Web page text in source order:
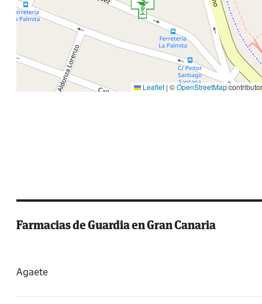
Leaflet | ©OpenStreetMap
Farmacias de Guardia en Gran Canaria
Agaete